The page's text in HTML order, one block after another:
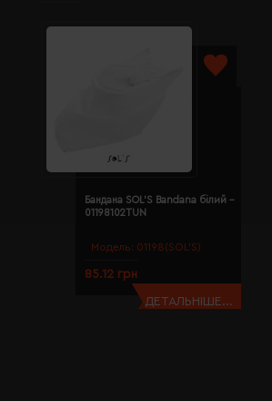
Модель: 01198(SOL’S)
Бандана SOL'S Bandana білий -
01198102TUN
85.12 грн
ДЕТАЛЬНІШЕ...